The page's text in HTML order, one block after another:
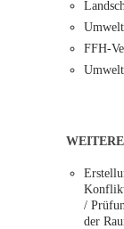
FFH-
/
der